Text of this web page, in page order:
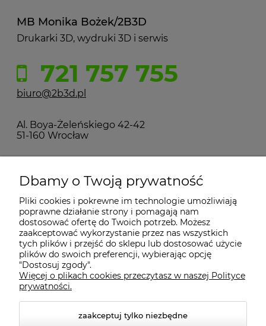
MB Monika Bożek/2B3D
Drukarki 3D, wydruki 3D i serwis
721 757 755
biuro@2b3d.pl
Al. Boya-Żeleńskiego 42-42
51-160 Wrocław
MOJE KONTO
PŁATNOŚCI I DOSTAWA
INFORMACJE
KONTAKT
Dbamy o Twoją prywatność
Pliki cookies i pokrewne im technologie umożliwiają
poprawne działanie strony i pomagają nam
dostosować ofertę do Twoich potrzeb. Możesz
zaakceptować wykorzystanie przez nas wszystkich
tych plików i przejść do sklepu lub dostosować użycie
plików do swoich preferencji, wybierając opcję
"Dostosuj zgody".
Więcej o plikach cookies przeczytasz w naszej Polityce
prywatności.
zaakceptuj tylko niezbędne